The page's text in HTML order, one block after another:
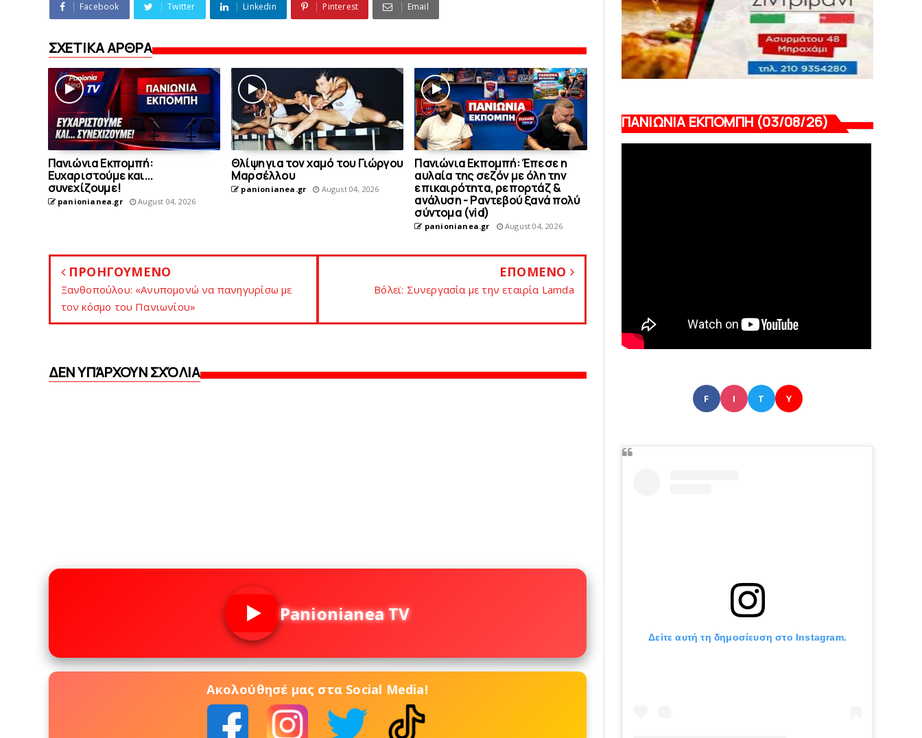
Facebook Twitter Linkedin Pinterest Email
ΣΧΕΤΙΚΑ ΑΡΘΡΑ
Πανιώνια Εκπομπή:
Eυχαριστούμε και...
συνεχίζουμε!
panionianea.gr August 04, 2026
Θλίψη για τον χαμό του Γιώργου
Mαρσέλλου
panionianea.gr August 04, 2026
Πανιώνια Εκπομπή: Έπεσε η
αυλαία της σεζόν με όλη την
επικαιρότητα, ρεπορτάζ &
ανάλυση - Ραντεβού ξανά πολύ
σύντομα (vid)
panionianea.gr August 04, 2026
ΠΡΟΗΓΟΥΜΕΝΟ
Ξανθοπούλoυ: «Ανυπομονώ να πανηγυρίσω με
τον κόσμο του Πανιωνίου»
ΕΠΟΜΕΝΟ
Βόλεϊ: Συνεργασία με την εταιρία Lamda
ΔΕΝ ΥΠΆΡΧΟΥΝ ΣΧΌΛΙΑ
Panionianea TV
Ακολούθησέ μας στα Social Media!
ΠΑΝΙΩΝΙΑ ΕΚΠΟΜΠΗ (03/08/26)
F I T Y
Δείτε αυτή τη δημοσίευση στο Instagram.